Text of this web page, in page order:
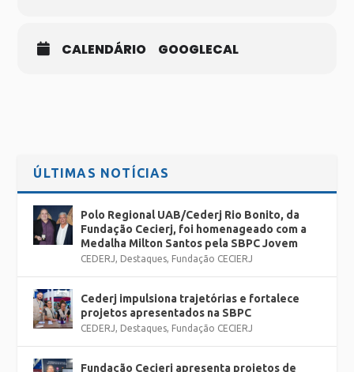
CALENDÁRIO GOOGLECAL
ÚLTIMAS NOTÍCIAS
Polo Regional UAB/Cederj Rio Bonito, da
Fundação Cecierj, foi homenageado com a
Medalha Milton Santos pela SBPC Jovem
CEDERJ, Destaques, Fundação CECIERJ
Cederj impulsiona trajetórias e fortalece
projetos apresentados na SBPC
CEDERJ, Destaques, Fundação CECIERJ
Fundação Cecierj apresenta projetos de